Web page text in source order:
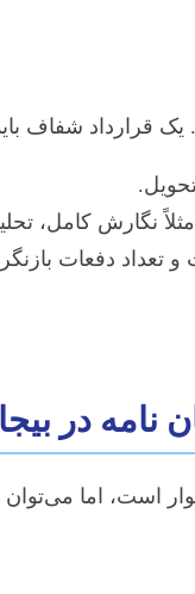
یک قرارداد شفاف
نگارش کامل،
تعداد دفعات
نامه در
است، اما